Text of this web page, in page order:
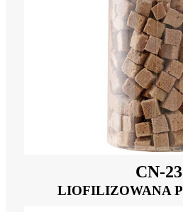
CN-23
LIOFILIZOWANA